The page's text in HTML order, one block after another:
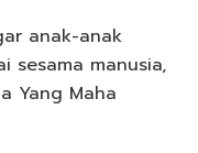
anak-anak
sesama manusia,
Yang Maha